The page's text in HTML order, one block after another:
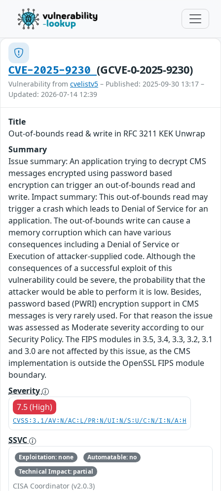
CVE-2025-9230(GCVE-0-2025-9230)
Vulnerability from cvelistv5 – Published: 2025-09-30 13:17 –
Updated: 2026-07-14 12:39
Title
Out-of-bounds read & write in RFC 3211 KEK Unwrap
Summary
Issue summary: An application trying to decrypt CMS
messages encrypted using password based
encryption can trigger an out-of-bounds read and
write. Impact summary: This out-of-bounds read may
trigger a crash which leads to Denial of Service for an
application. The out-of-bounds write can cause a
memory corruption which can have various
consequences including a Denial of Service or
Execution of attacker-supplied code. Although the
consequences of a successful exploit of this
vulnerability could be severe, the probability that the
attacker would be able to perform it is low. Besides,
password based (PWRI) encryption support in CMS
messages is very rarely used. For that reason the issue
was assessed as Moderate severity according to our
Security Policy. The FIPS modules in 3.5, 3.4, 3.3, 3.2, 3.1
and 3.0 are not affected by this issue, as the CMS
implementation is outside the OpenSSL FIPS module
boundary.
Severity
7.5 (High)
CVSS:3.1/AV:N/AC:L/PR:N/UI:N/S:U/C:N/I:N/A:H
SSVC
Exploitation: none
Automatable: no
Technical Impact: partial
CISA Coordinator (v2.0.3)